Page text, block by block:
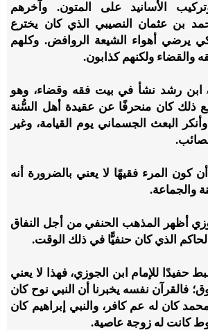
الأسانيد على المتون. وآخرهم
بن عثمان النصيبي الذي كان يخترع
يرضي أهواء الشيعة الروافض. وكلهم
والقضاء ولكنهم كذابون.
ابن رشد نشأ في بيت فقه وقضاء، وهو
ذلك كان منحرفًا عن عقيدة أهل السُّنة
البعث الجسماني يوم القيامة، وغير
أن كون المرء فقيهًا لا يعني بالضرورة أنه
والجماعة.
أظهر المذهب الحنفي من أجل النفاق
الذي كان حنفيًّا في ذلك الوقت.
حفيدًا للإمام ابن الجوزي، فهذا لا يعني
نفسه يخبرنا أن النبي نوح كان
كان له عم كافر، والنبي إبراهيم كان
كانت له زوجة عاصية.